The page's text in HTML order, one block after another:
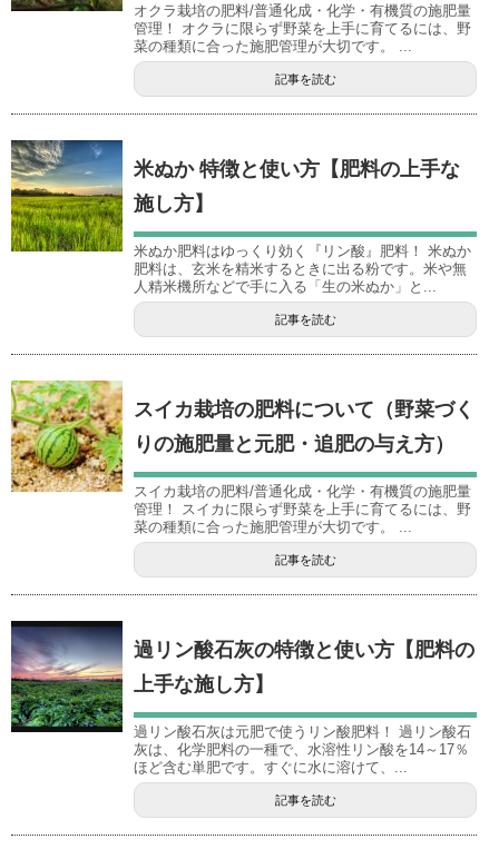
オクラ栽培の肥料/普通化成・化学・有機質の施肥量
管理！ オクラに限らず野菜を上手に育てるには、野
菜の種類に合った施肥管理が大切です。 ...
記事を読む
米ぬか 特徴と使い方【肥料の上手な
施し方】
米ぬか肥料はゆっくり効く『リン酸』肥料！ 米ぬか
肥料は、玄米を精米するときに出る粉です。米や無
人精米機所などで手に入る「生の米ぬか」と...
記事を読む
スイカ栽培の肥料について（野菜づく
りの施肥量と元肥・追肥の与え方）
スイカ栽培の肥料/普通化成・化学・有機質の施肥量
管理！ スイカに限らず野菜を上手に育てるには、野
菜の種類に合った施肥管理が大切です。 ...
記事を読む
過リン酸石灰の特徴と使い方【肥料の
上手な施し方】
過リン酸石灰は元肥で使うリン酸肥料！ 過リン酸石
灰は、化学肥料の一種で、水溶性リン酸を14～17％
ほど含む単肥です。すぐに水に溶けて、...
記事を読む